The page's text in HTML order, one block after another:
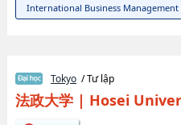
International Business Management
Tokyo / Tư lập
法政大学| Hosei